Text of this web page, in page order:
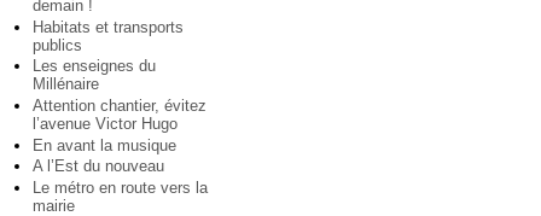
demain !
Habitats et transports
publics
Les enseignes du
Millénaire
Attention chantier, évitez
l’avenue Victor Hugo
En avant la musique
A l’Est du nouveau
Le métro en route vers la
mairie